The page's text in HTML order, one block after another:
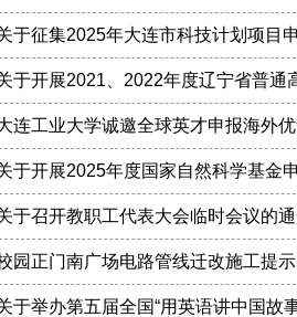
于征集2025年大连市科技计划项目
于开展2021、2022年度辽宁省普通
连工业大学诚邀全球英才申报海外优
于开展2025年度国家自然科学基金
于召开教职工代表大会临时会议的
园正门南广场电路管线迁改施工提示
于举办第五届全国“用英语讲中国故